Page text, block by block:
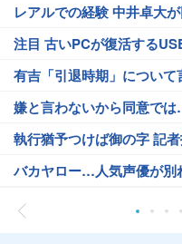
レアルでの経験 中井卓大
注目 古いPCが復活する
有吉「引退時期」について
嫌と言わないから同意で
執行猶予つけば御の字 記
バカヤロー…人気声優が別